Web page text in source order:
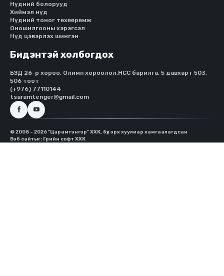
Нүдний болорууд
Хиймэл нүд
Нүдний тоног төхөөрөмж
Оношилгооны хэрэгсэл
Нүд цэвэрлэх шингэн
Бидэнтэй холбогдох
БЗД 26-р хороо, Олимп хороолол,HCC барилга, 5 давхарт 503,
506 тоот
(+976) 77110144
tsaramtenger@gmail.com
© 2008 - 2026 "Царамтэнгэр" ХХК, бүх эрх хуулиар хамгаалагдсан
Вэб сайтыг: Грийн софт ХХК